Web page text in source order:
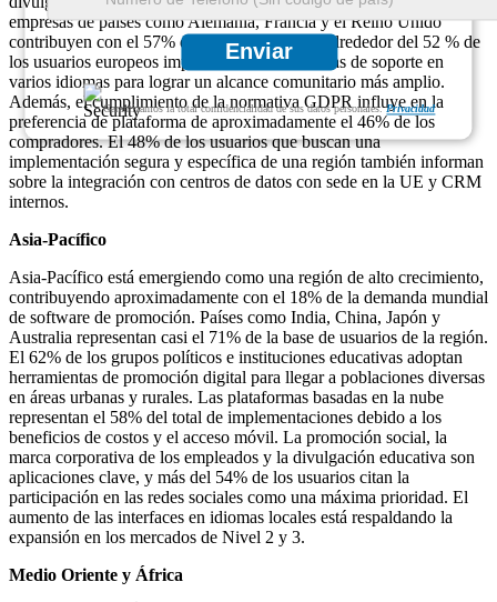
Enviar
Garantizamos la total confidencialidad de sus datos personales.Privacidad
empresas de países como Alemania, Francia y el Reino Unido
contribuyen con el 57% del uso corporativo. Alrededor del 52 % de
los usuarios europeos implementan herramientas de soporte en
varios idiomas para lograr un alcance comunitario más amplio.
Además, el cumplimiento de la normativa GDPR influye en la
preferencia de plataforma de aproximadamente el 46% de los
compradores. El 48% de los usuarios que buscan una
implementación segura y específica de una región también informan
sobre la integración con centros de datos con sede en la UE y CRM
internos.
Asia-Pacífico
Asia-Pacífico está emergiendo como una región de alto crecimiento,
contribuyendo aproximadamente con el 18% de la demanda mundial
de software de promoción. Países como India, China, Japón y
Australia representan casi el 71% de la base de usuarios de la región.
El 62% de los grupos políticos e instituciones educativas adoptan
herramientas de promoción digital para llegar a poblaciones diversas
en áreas urbanas y rurales. Las plataformas basadas en la nube
representan el 58% del total de implementaciones debido a los
beneficios de costos y el acceso móvil. La promoción social, la
marca corporativa de los empleados y la divulgación educativa son
aplicaciones clave, y más del 54% de los usuarios citan la
participación en las redes sociales como una máxima prioridad. El
aumento de las interfaces en idiomas locales está respaldando la
expansión en los mercados de Nivel 2 y 3.
Medio Oriente y África